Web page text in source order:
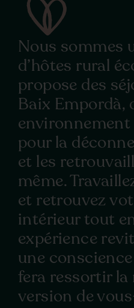
Nous sommes
d’hôtes rural
propose des
Baix Empordà,
pour la
et les
même.
et retrouvez
intérieur tout
expérience
une
fera ressortir la
version de